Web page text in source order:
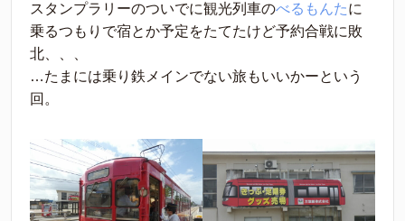
スタンプラリーのついでに観光列車のべるもんたに
乗るつもりで宿とか予定をたてたけど予約合戦に敗
北、、、
…たまには乗り鉄メインでない旅もいいかーという
回。